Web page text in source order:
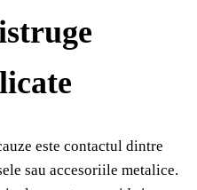
este contactul dintre
sau accesoriile metalice.